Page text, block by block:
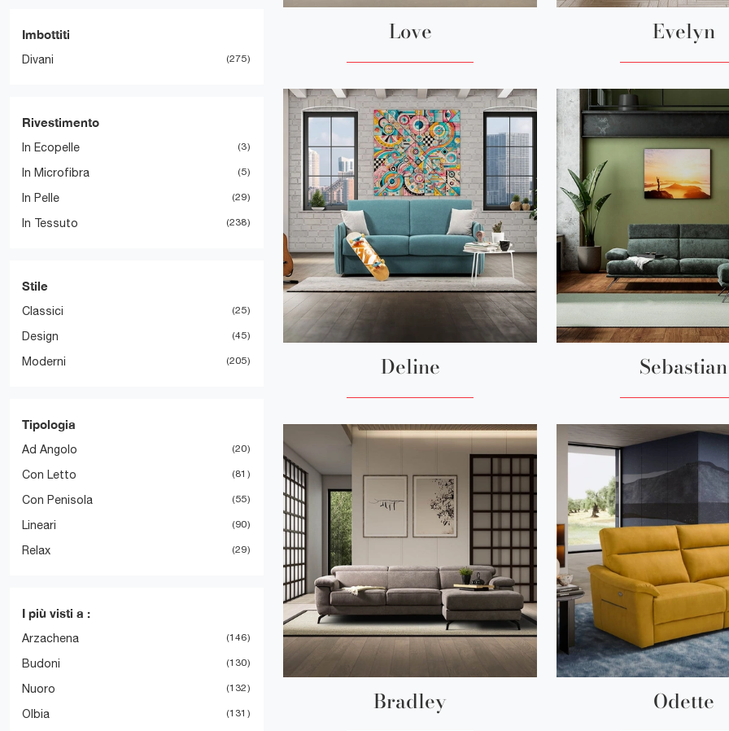
Imbottiti
Divani 275
Rivestimento
In Ecopelle 3
In Microfibra 5
In Pelle 29
In Tessuto 238
Stile
Classici 25
Design 45
Moderni 205
Tipologia
Ad Angolo 20
Con Letto 81
Con Penisola 55
Lineari 90
Relax 29
I più visti a :
Arzachena 146
Budoni 130
Nuoro 132
Olbia 131
Love Evelyn
Deline Sebastian
Bradley Odette